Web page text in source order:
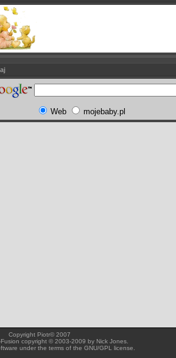
Web mojebaby.pl
Copyright Piotr© 2007
copyright © 2003-2009 by Nick Jones.
under the terms of the GNU/GPL license.